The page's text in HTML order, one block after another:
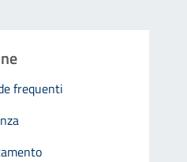
frequenti